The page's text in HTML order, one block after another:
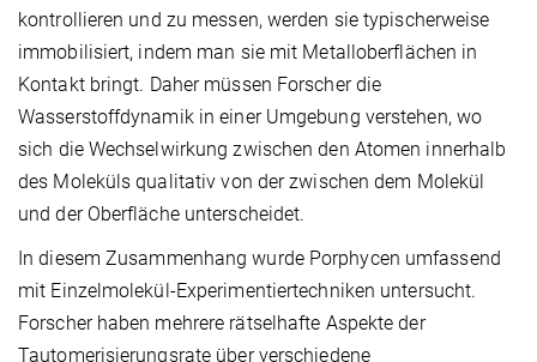
kontrollieren und zu messen, werden sie typischerweise
immobilisiert, indem man sie mit Metalloberflächen in
Kontakt bringt. Daher müssen Forscher die
Wasserstoffdynamik in einer Umgebung verstehen, wo
sich die Wechselwirkung zwischen den Atomen innerhalb
des Moleküls qualitativ von der zwischen dem Molekül
und der Oberfläche unterscheidet.
In diesem Zusammenhang wurde Porphycen umfassend
mit Einzelmolekül-Experimentiertechniken untersucht.
Forscher haben mehrere rätselhafte Aspekte der
Tautomerisierungsrate über verschiedene